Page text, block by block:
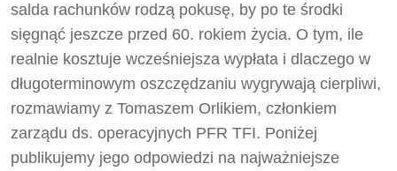
salda rachunków rodzą pokusę, by po te środki
sięgnąć jeszcze przed 60. rokiem życia. O tym, ile
realnie kosztuje wcześniejsza wypłata i dlaczego w
długoterminowym oszczędzaniu wygrywają cierpliwi,
rozmawiamy z Tomaszem Orlikiem, członkiem
zarządu ds. operacyjnych PFR TFI. Poniżej
publikujemy jego odpowiedzi na najważniejsze